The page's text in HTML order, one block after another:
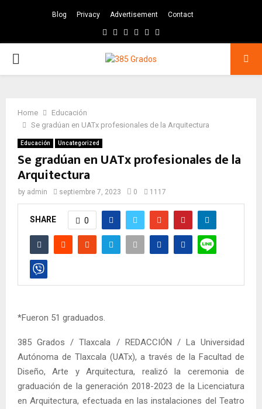
Blog Privacy Advertisement Contact
Facebook
TwitterInstagram
Pinterest
Google
PRIMARY
Home
Educación
Se gradúan en UATx profesionales de la Arquitectura
Educación Uncategorized
Se gradúan en UATx profesionales de la
Arquitectura
by admin septiembre 7, 2023 0 1117
SHARE 0
*Fueron 51 graduados.
385 Grados / Tlaxcala / REDACCIÓN / La Universidad
Autónoma de Tlaxcala (UATx), a través de la Facultad de
Diseño, Arte y Arquitectura, realizó la ceremonia de
graduación de la generación 2018-2023 de la Licenciatura
en Arquitectura, efectuada en las instalaciones del Teatro